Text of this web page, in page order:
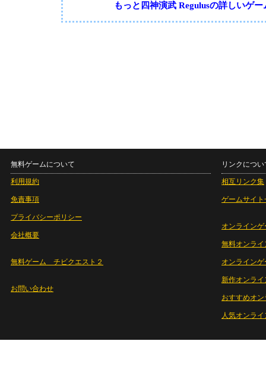
もっと四神演武 Regulusの詳しいゲ
無料ゲームについて
利用規約
免責事項
プライバシーポリシー
会社概要
無料ゲーム チビクエスト２
お問い合わせ
リンクについ
相互リンク集
ゲームサイト
オンラインゲ
無料オンライ
オンライン
新作オンライ
おすすめオ
人気オンラ